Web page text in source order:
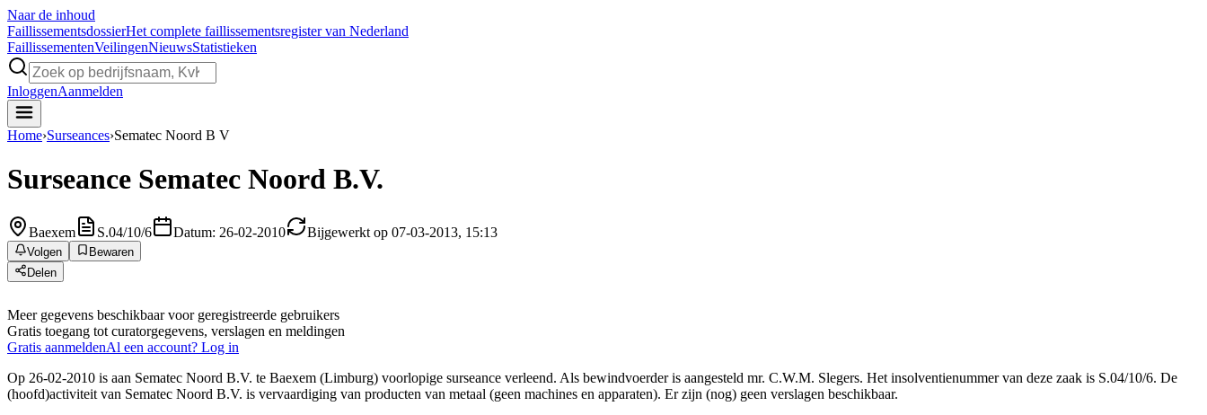
Naar de inhoud
FaillissementsdossierHet complete faillissementsregister van Nederland
FaillissementenVeilingenNieuwsStatistieken
InloggenAanmelden
Home›Surseances›Sematec Noord B V
Surseance Sematec Noord B.V.
Baexem S.04/10/6 Datum: 26-02-2010 Bijgewerkt op 07-03-2013, 15:13
Volgen
Bewaren
Delen
Meer gegevens beschikbaar voor geregistreerde gebruikers
Gratis toegang tot curatorgegevens, verslagen en meldingen
Gratis aanmeldenAl een account? Log in
Op 26-02-2010 is aan Sematec Noord B.V. te Baexem (Limburg) voorlopige surseance verleend. Als bewindvoerder is aangesteld mr. C.W.M. Slegers. Het insolventienummer van deze zaak is S.04/10/6. De
(hoofd)activiteit van Sematec Noord B.V. is vervaardiging van producten van metaal (geen machines en apparaten). Er zijn (nog) geen verslagen beschikbaar.